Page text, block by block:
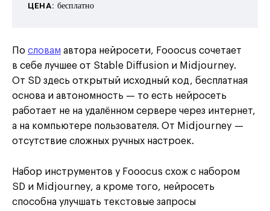
ЦЕНА: бесплатно
По словам автора нейросети, Fooocus сочетает
в себе лучшее от Stable Diffusion и Midjourney.
От SD здесь открытый исходный код, бесплатная
основа и автономность — то есть нейросеть
работает не на удалённом сервере через интернет,
а на компьютере пользователя. От Midjourney —
отсутствие сложных ручных настроек.
Набор инструментов у Fooocus схож с набором
SD и Midjourney, а кроме того, нейросеть
способна улучшать текстовые запросы